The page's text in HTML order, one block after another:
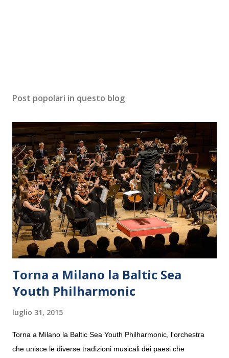
Post popolari in questo blog
Torna a Milano la Baltic Sea
Youth Philharmonic
luglio 31, 2015
Torna a Milano la Baltic Sea Youth Philharmonic, l'orchestra
che unisce le diverse tradizioni musicali dei paesi che